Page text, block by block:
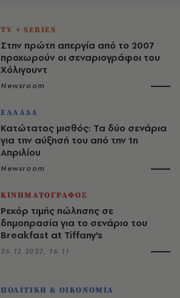
TV + SERIES
Στην πρώτη απεργία από το 2007
προχωρούν οι σεναριογράφοι του
Χόλιγουντ
Newsroom
ΕΛΛΑΔΑ
Κατώτατος μισθός: Τα δύο σενάρια
για την αύξησή του από την 1η
Απριλίου
Newsroom
ΚΙΝΗΜΑΤΟΓΡΑΦΟΣ
Ρεκόρ τιμής πώλησης σε
δημοπρασία για το σενάριο του
Breakfast at Tiffany's
26.12.2022, 16:11
ΠΟΛΙΤΙΚΗ & ΟΙΚΟΝΟΜΙΑ